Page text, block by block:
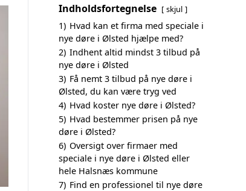
Indholdsfortegnelse skjul
1) Hvad kan et firma med speciale i
nye døre i Ølsted hjælpe med?
2) Indhent altid mindst 3 tilbud på
nye døre i Ølsted
3) Få nemt 3 tilbud på nye døre i
Ølsted, du kan være tryg ved
4) Hvad koster nye døre i Ølsted?
5) Hvad bestemmer prisen på nye
døre i Ølsted?
6) Oversigt over firmaer med
speciale i nye døre i Ølsted eller
hele Halsnæs kommune
7) Find en professionel til nye døre